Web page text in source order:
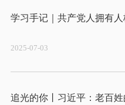
2025-07-03